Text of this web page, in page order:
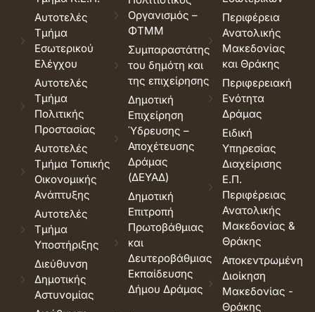
Αυτοτελές
Τμήμα
Εσωτερικού
Ελέγχου
Αυτοτελές
Τμήμα
Πολιτικής
Προστασίας
Αυτοτελές
Τμήμα Τοπικής
Οικονομικής
Ανάπτυξης
Αυτοτελές
Τμήμα
Υποστήριξης
Διεύθυνση
Δημοτικής
Αστυνομίας
Οργανισμός –
ΦΤΜΜ
Συμπαραστάτης
του δημότη και
της επιχείρησης
Δημοτική
Επιχείρηση
Ύδρευσης –
Αποχέτευσης
Δράμας
(ΔΕΥΑΔ)
Δημοτική
Επιτροπή
Πρωτοβάθμιας
και
Δευτεροβάθμιας
Εκπαίδευσης
Δήμου Δράμας
Περιφέρεια
Ανατολικής
Μακεδονίας
και Θράκης
Περιφερειακή
Ενότητα
Δράμας
Ειδική
Υπηρεσίας
Διαχείρισης
Ε.Π.
Περιφέρειας
Ανατολικής
Μακεδονίας &
Θράκης
Αποκεντρωμένη
Διοίκηση
Μακεδονίας -
Θράκης